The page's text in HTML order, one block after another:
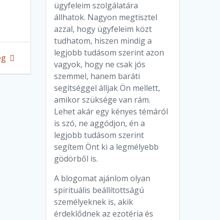
ügyfeleim szolgálatára
állhatok. Nagyon megtisztel
azzal, hogy ügyfeleim közt
tudhatom, hiszen mindig a
legjobb tudásom szerint azon
vagyok, hogy ne csak jós
szemmel, hanem baráti
segítséggel álljak Ön mellett,
amikor szüksége van rám.
Lehet akár egy kényes témáról
is szó, ne aggódjon, én a
legjobb tudásom szerint
segítem Önt ki a legmélyebb
gödörből is.
A blogomat ajánlom olyan
spirituális beállítottságú
személyeknek is, akik
érdeklődnek az ezotéria és